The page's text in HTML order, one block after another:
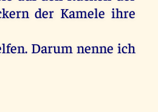
der Kamele ihre
. Darum nenne ich